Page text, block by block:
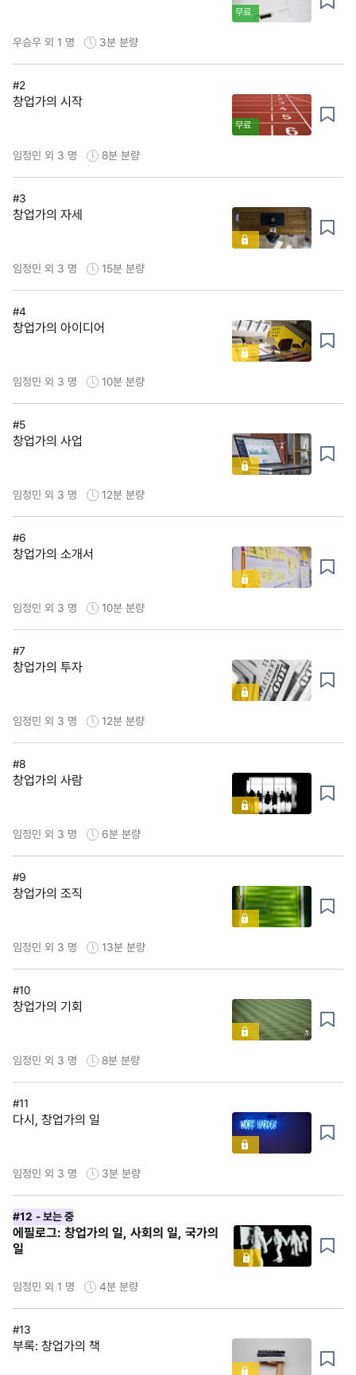
무료
우승우 외 1 명 3분 분량
#2
창업가의 시작
무료
임정민 외 3 명 8분 분량
#3
창업가의 자세
임정민 외 3 명 15분 분량
#4
창업가의 아이디어
임정민 외 3 명 10분 분량
#5
창업가의 사업
임정민 외 3 명 12분 분량
#6
창업가의 소개서
임정민 외 3 명 10분 분량
#7
창업가의 투자
임정민 외 3 명 12분 분량
#8
창업가의 사람
임정민 외 3 명 6분 분량
#9
창업가의 조직
임정민 외 3 명 13분 분량
#10
창업가의 기회
임정민 외 3 명 8분 분량
#11
다시, 창업가의 일
임정민 외 3 명 3분 분량
#12 - 보는 중
에필로그: 창업가의 일, 사회의 일, 국가의
일
임정민 외 1 명 4분 분량
#13
부록: 창업가의 책